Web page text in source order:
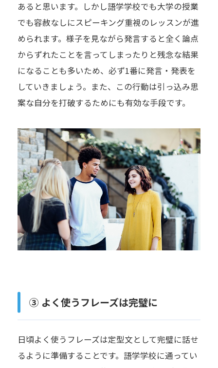
あると思います。しかし語学学校でも大学の授業
でも容赦なしにスピーキング重視のレッスンが進
められます。様子を見ながら発言すると全く論点
からずれたことを言ってしまったりと残念な結果
になることも多いため、必ず1番に発言・発表を
していきましょう。また、この行動は引っ込み思
案な自分を打破するためにも有効な手段です。
③ よく使うフレーズは完璧に
日頃よく使うフレーズは定型文として完璧に話せ
るように準備することです。語学学校に通ってい